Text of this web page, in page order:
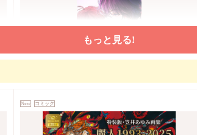
週末の悪魔 second
コミコミ特典4Pリーフレット
麗人30周年フェア
もっと見る!
New コミック